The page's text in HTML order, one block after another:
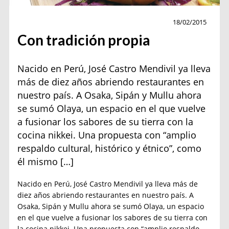
18/02/2015
Con tradición propia
Nacido en Perú, José Castro Mendivil ya lleva
más de diez años abriendo restaurantes en
nuestro país. A Osaka, Sipán y Mullu ahora
se sumó Olaya, un espacio en el que vuelve
a fusionar los sabores de su tierra con la
cocina nikkei. Una propuesta con “amplio
respaldo cultural, histórico y étnico”, como
él mismo […]
Nacido en Perú, José Castro Mendivil ya lleva más de
diez años abriendo restaurantes en nuestro país. A
Osaka, Sipán y Mullu ahora se sumó Olaya, un espacio
en el que vuelve a fusionar los sabores de su tierra con